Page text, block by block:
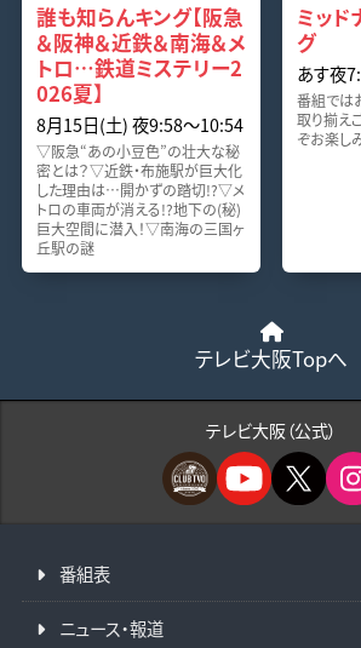
誰も知らんキング【阪急
＆阪神＆近鉄＆南海＆メ
トロ…鉄道ミステリー2
026夏】
8月15日(土) 夜9:58〜10:54
▽阪急“あの小豆色”の壮大な秘
密とは？▽近鉄・布施駅が巨大化
した理由は…開かずの踏切!?▽メ
トロの車両が消える!?地下の(秘)
巨大空間に潜入！▽南海の三国ヶ
丘駅の謎
ミッド
グ
あす夜
番組では
取り揃え
ぞお楽しみ
テレビ大阪Topへ
テレビ大阪（公式）
番組表
ニュース・報道